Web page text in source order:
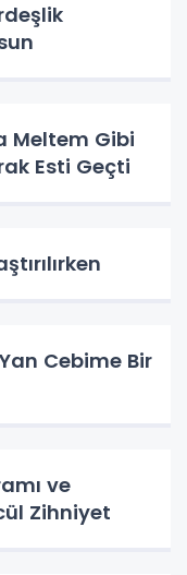
Meltem Gibi
Esti Geçti
Cebime Bir
ve
Zihniyet